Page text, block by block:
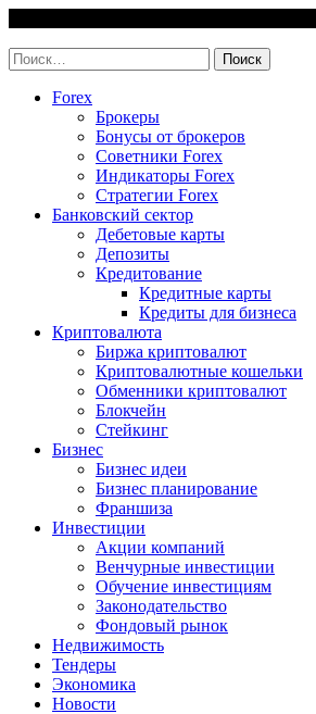
content
Найти:
Forex
Брокеры
Бонусы от брокеров
Советники Forex
Индикаторы Forex
Стратегии Forex
Банковский сектор
Дебетовые карты
Депозиты
Кредитование
Кредитные карты
Кредиты для бизнеса
Криптовалюта
Биржа криптовалют
Криптовалютные кошельки
Обменники криптовалют
Блокчейн
Стейкинг
Бизнес
Бизнес идеи
Бизнес планирование
Франшиза
Инвестиции
Акции компаний
Венчурные инвестиции
Обучение инвестициям
Законодательство
Фондовый рынок
Недвижимость
Тендеры
Экономика
Новости